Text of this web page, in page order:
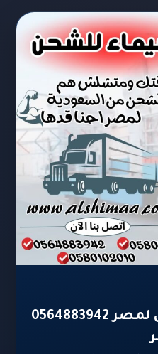
شركة شحن من الرياض لمصر 0564883942